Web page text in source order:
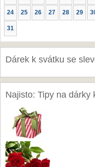
24 25 26 27 28 29
31
Dárek k svátku se
Najisto: Tipy na dárky